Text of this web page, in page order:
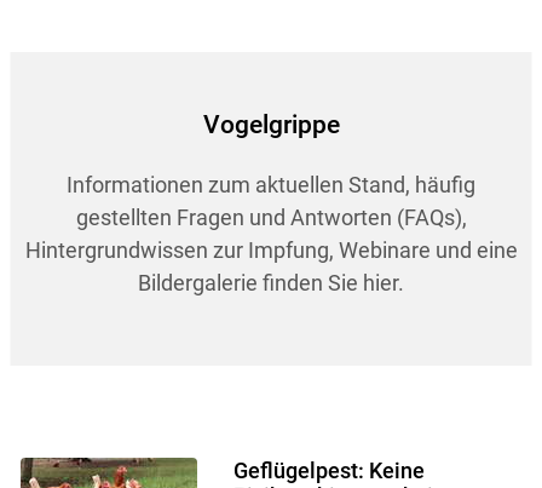
Vogelgrippe
Informationen zum aktuellen Stand, häufig
gestellten Fragen und Antworten (FAQs),
Hintergrundwissen zur Impfung, Webinare und eine
Bildergalerie finden Sie hier.
Geflügelpest: Keine